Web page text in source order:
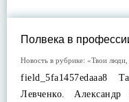
Полвека в
Новость в рубрике: «Твои люди,
Левченко.